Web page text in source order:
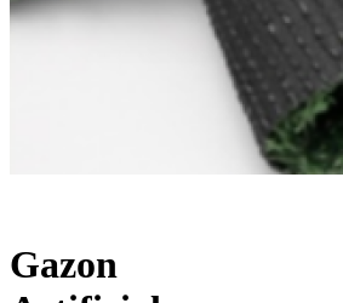
Gazon